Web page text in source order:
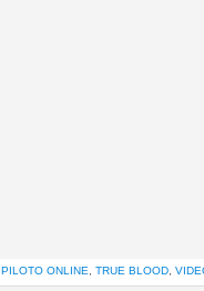
PILOTO ONLINE TRUE BLOOD